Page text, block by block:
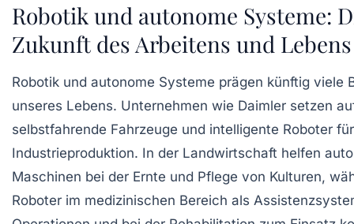
Robotik und autonome Systeme:
Zukunft des Arbeitens und Lebens
Robotik und autonome Systeme prägen künftig viele
unseres Lebens. Unternehmen wie Daimler setzen
selbstfahrende Fahrzeuge und intelligente Roboter
Industrieproduktion. In der Landwirtschaft helfen
Maschinen bei der Ernte und Pflege von Kulturen,
Roboter im medizinischen Bereich als